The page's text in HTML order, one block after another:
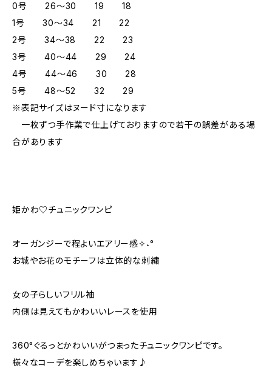
0号 26～30 19 18
1号 30～34 21 22
2号 34～38 22 23
3号 40～44 29 24
4号 44～46 30 28
5号 48～52 32 29
※表記サイズはヌード寸になります
一枚ずつ手作業で仕上げておりますので若干の誤差がある場
合があります
姫かわ♡チュニックワンピ
オーガンジーで程よいエアリー感✧˖°
お城やお花のモチーフは立体的な刺繍
女の子らしいフリル袖
内側は見えてもかわいいレースを使用
360°ぐるっとかわいいがつまったチュニックワンピです。
様々なコーデを楽しめちゃいます♪